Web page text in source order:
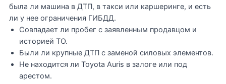
была ли машина в ДТП, в такси или каршеринге, и есть
ли у нее ограничения ГИБДД.
Совпадает ли пробег с заявленным продавцом и
историей ТО.
Были ли крупные ДТП с заменой силовых элементов.
Не находится ли Toyota Auris в залоге или под
арестом.